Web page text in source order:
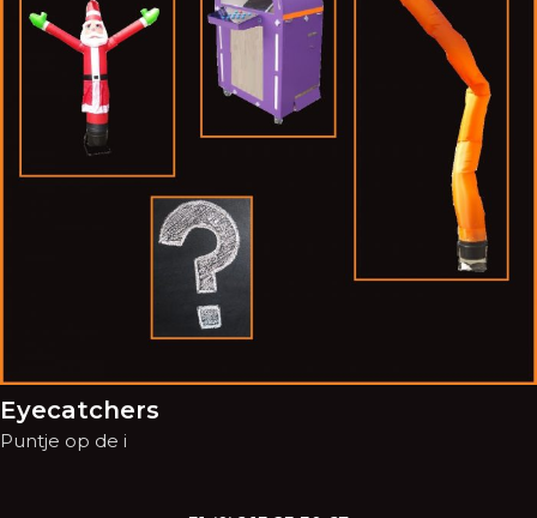
Eyecatchers
Puntje op de i